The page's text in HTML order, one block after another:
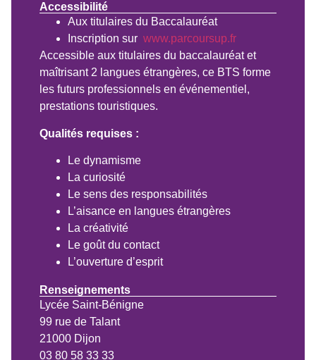
Accessibilité
Aux titulaires du Baccalauréat
Inscription sur www.parcoursup.fr
Accessible aux titulaires du baccalauréat et
maîtrisant 2 langues étrangères, ce BTS forme
les futurs professionnels en événementiel,
prestations touristiques.
Qualités requises :
Le dynamisme
La curiosité
Le sens des responsabilités
L’aisance en langues étrangères
La créativité
Le goût du contact
L’ouverture d’esprit
Renseignements
Lycée Saint-Bénigne
99 rue de Talant
21000 Dijon
03 80 58 33 33